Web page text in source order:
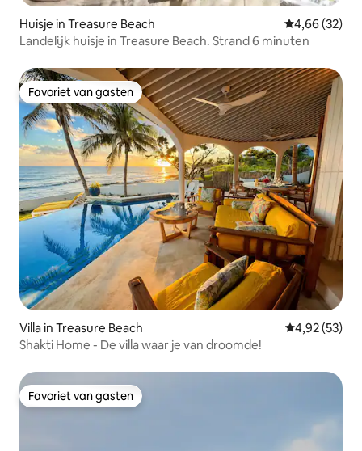
Huisje in Treasure Beach Gemiddelde
4,66 (32)
Landelijk huisje in Treasure Beach. Strand 6 minuten
Favoriet van gasten
Favoriet van gasten
Villa in Treasure Beach Gemiddelde
4,92 (53)
Shakti Home - De villa waar je van droomde!
Favoriet van gasten
Favoriet van gasten